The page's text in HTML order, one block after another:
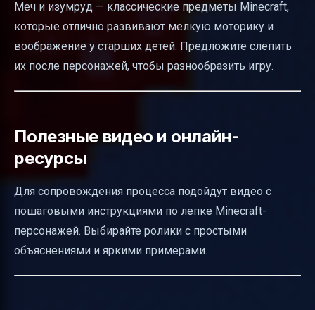
Меч и изумруд — классические предметы Minecraft,
которые отлично развивают мелкую моторику и
воображение у старших детей. Предложите слепить
их после персонажей, чтобы разнообразить игру.
Полезные видео и онлайн-
ресурсы
Для сопровождения процесса подойдут видео с
пошаговыми инструкциями по лепке Minecraft-
персонажей. Выбирайте ролики с простыми
объяснениями и яркими примерами.